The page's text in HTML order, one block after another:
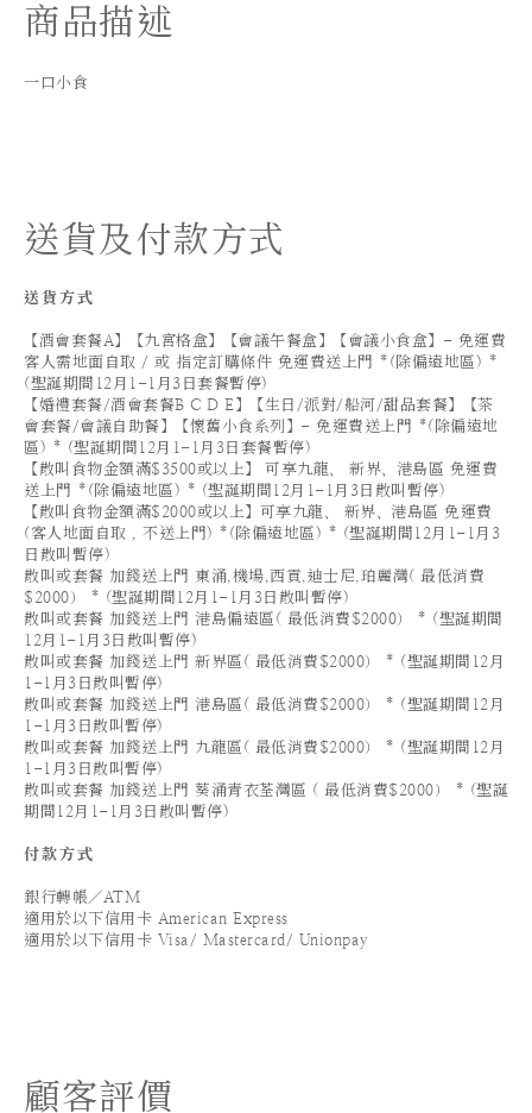
商品描述
一口小食
送貨及付款方式
送貨方式
【酒會套餐A】【九宮格盒】【會議午餐盒】【會議小食盒】- 免運費
客人需地面自取 / 或 指定訂購條件 免運費送上門 *(除偏遠地區) *
(聖誕期間12月1-1月3日套餐暫停)
【婚禮套餐/酒會套餐B C D E】【生日/派對/船河/甜品套餐】【茶
會套餐/會議自助餐】【懷舊小食系列】- 免運費送上門 *(除偏遠地
區) * (聖誕期間12月1-1月3日套餐暫停)
【散叫食物金額滿$3500或以上】 可享九龍、 新界、港島區 免運費
送上門 *(除偏遠地區) * (聖誕期間12月1-1月3日散叫暫停)
【散叫食物金額滿$2000或以上】可享九龍、 新界、港島區 免運費
(客人地面自取 , 不送上門) *(除偏遠地區) * (聖誕期間12月1-1月3
日散叫暫停)
散叫或套餐 加錢送上門 東涌,機場,西貢,迪士尼,珀麗灣( 最低消費
$2000） * (聖誕期間12月1-1月3日散叫暫停)
散叫或套餐 加錢送上門 港島偏遠區( 最低消費$2000） * (聖誕期間
12月1-1月3日散叫暫停)
散叫或套餐 加錢送上門 新界區( 最低消費$2000） * (聖誕期間12月
1-1月3日散叫暫停)
散叫或套餐 加錢送上門 港島區( 最低消費$2000） * (聖誕期間12月
1-1月3日散叫暫停)
散叫或套餐 加錢送上門 九龍區( 最低消費$2000） * (聖誕期間12月
1-1月3日散叫暫停)
散叫或套餐 加錢送上門 葵涌青衣荃灣區 ( 最低消費$2000） * (聖誕
期間12月1-1月3日散叫暫停)
付款方式
銀行轉帳／ATM
適用於以下信用卡 American Express
適用於以下信用卡 Visa/ Mastercard/ Unionpay
顧客評價